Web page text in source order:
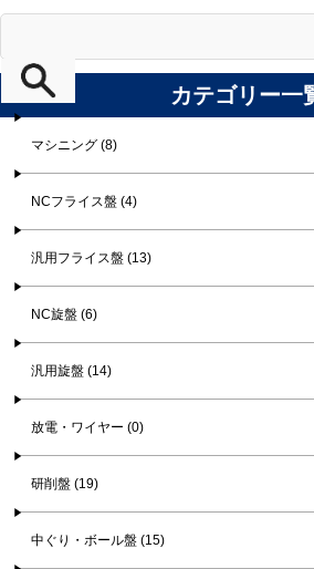
カテゴリー一
マシニング (8)
NCフライス盤 (4)
汎用フライス盤 (13)
NC旋盤 (6)
汎用旋盤 (14)
放電・ワイヤー (0)
研削盤 (19)
中ぐり・ボール盤 (15)